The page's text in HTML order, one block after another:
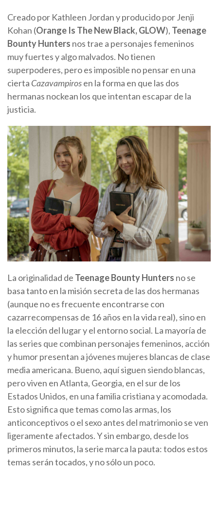
Creado por Kathleen Jordan y producido por Jenji
Kohan (Orange Is The New Black, GLOW), Teenage
Bounty Hunters nos trae a personajes femeninos
muy fuertes y algo malvados. No tienen
superpoderes, pero es imposible no pensar en una
cierta Cazavampirosen la forma en que las dos
hermanas nockean los que intentan escapar de la
justicia.
La originalidad de Teenage Bounty Hunters no se
basa tanto en la misión secreta de las dos hermanas
(aunque no es frecuente encontrarse con
cazarrecompensas de 16 años en la vida real), sino en
la elección del lugar y el entorno social. La mayoría de
las series que combinan personajes femeninos, acción
y humor presentan a jóvenes mujeres blancas de clase
media americana. Bueno, aquí siguen siendo blancas,
pero viven en Atlanta, Georgia, en el sur de los
Estados Unidos, en una familia cristiana y acomodada.
Esto significa que temas como las armas, los
anticonceptivos o el sexo antes del matrimonio se ven
ligeramente afectados. Y sin embargo, desde los
primeros minutos, la serie marca la pauta: todos estos
temas serán tocados, y no sólo un poco.